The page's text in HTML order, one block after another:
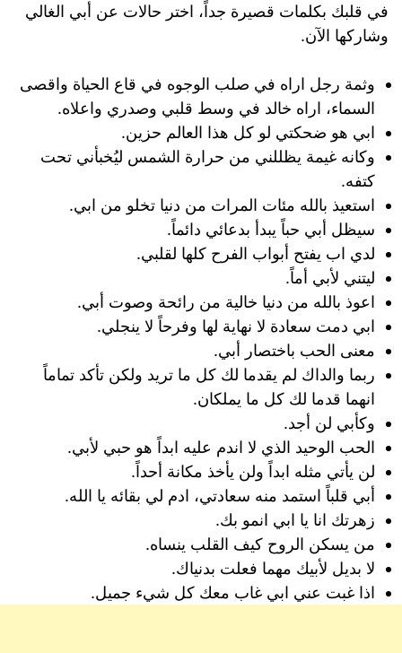
في قلبك بكلمات قصيرة جداً، اختر حالات عن أبي الغالي
وشاركها الآن.
وثمة رجل اراه في صلب الوجوه في قاع الحياة واقصى
السماء، اراه خالد في وسط قلبي وصدري واعلاه.
ابي هو ضحكتي لو كل هذا العالم حزين.
وكانه غيمة يظللني من حرارة الشمس ليُخبأني تحت
كتفه.
استعيذ بالله مئات المرات من دنيا تخلو من ابي.
سيظل أبي حباً يبدأ بدعائي دائماً.
لدي اب يفتح أبواب الفرح كلها لقلبي.
ليتني لأبي أماً.
اعوذ بالله من دنيا خالية من رائحة وصوت أبي.
ابي دمت سعادة لا نهاية لها وفرحاً لا ينجلي.
معنى الحب باختصار أبي.
ربما والداك لم يقدما لك كل ما تريد ولكن تأكد تماماً
انهما قدما لك كل ما يملكان.
وكأبي لن أجد.
الحب الوحيد الذي لا اندم عليه ابداً هو حبي لأبي.
لن يأتي مثله ابداً ولن يأخذ مكانة أحداً.
أبي قلباً استمد منه سعادتي، ادم لي بقائه يا الله.
زهرتك انا يا ابي انمو بك.
من يسكن الروح كيف القلب ينساه.
لا بديل لأبيك مهما فعلت بدنياك.
اذا غبت عني ابي غاب معك كل شيء جميل.